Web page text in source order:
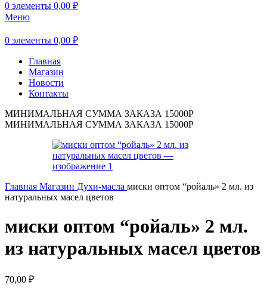
0 элементы 0,00 ₽
Меню
0 элементы 0,00 ₽
Главная
Магазин
Новости
Контакты
МИНИМАЛЬНАЯ СУММА ЗАКАЗА 15000Р
МИНИМАЛЬНАЯ СУММА ЗАКАЗА 15000Р
Главная Магазин Духи-масла миски оптом “ройаль» 2 мл. из
натуральных масел цветов
миски оптом “ройаль» 2 мл.
из натуральных масел цветов
70,00 ₽